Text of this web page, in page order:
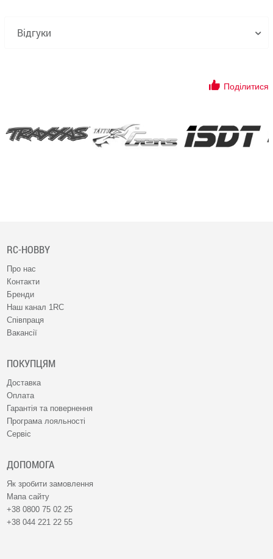
Відгуки
Поділитися
RC-HOBBY
Про нас
Контакти
Бренди
Наш канал 1RC
Співпраця
Вакансії
ПОКУПЦЯМ
Доставка
Оплата
Гарантія та повернення
Програма лояльності
Сервіс
ДОПОМОГА
Як зробити замовлення
Мапа сайту
+38 0800 75 02 25
+38 044 221 22 55